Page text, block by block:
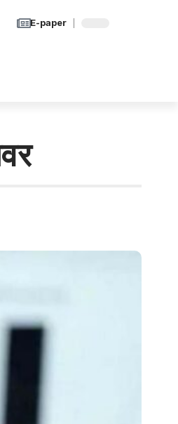
E-paper